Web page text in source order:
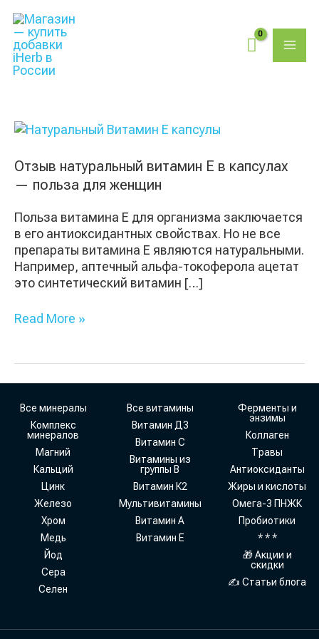
содержимому
Отзыв натуральный витамин Е в капсулах
— польза для женщин
Польза витамина Е для организма заключается
в его антиоксидантных свойствах. Но не все
препараты витамина Е являются натуральными.
Например, аптечный альфа-токоферола ацетат
это синтетический витамин […]
Отзыв
витамин
капсулах
—
польза
для
женщин
Read More »
Все минералы
Комплекс
минералов
Магний
Кальций
Цинк
Железо
Хром
Медь
Йод
Сера
Селен
Все витамины
Витамин Д3
Витамин С
Витамины из
группы В
Витамин К2
Мультивитамины
Витамин А
Витамин Е
Ферменты и
энзимы
Коллаген
Травы
Антиоксиданты
Жиры и кислоты
Омега-3 ПНЖК
Пробиотики
* * *
🎁 Акции и
скидки
✍ Статьи блога
товаров